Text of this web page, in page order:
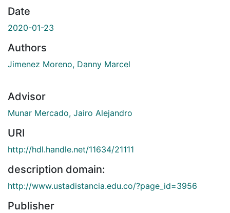
Date
2020-01-23
Authors
Jimenez Moreno, Danny Marcel
Advisor
Munar Mercado, Jairo Alejandro
URI
http://hdl.handle.net/11634/21111
description domain:
http://www.ustadistancia.edu.co/?page_id=3956
Publisher